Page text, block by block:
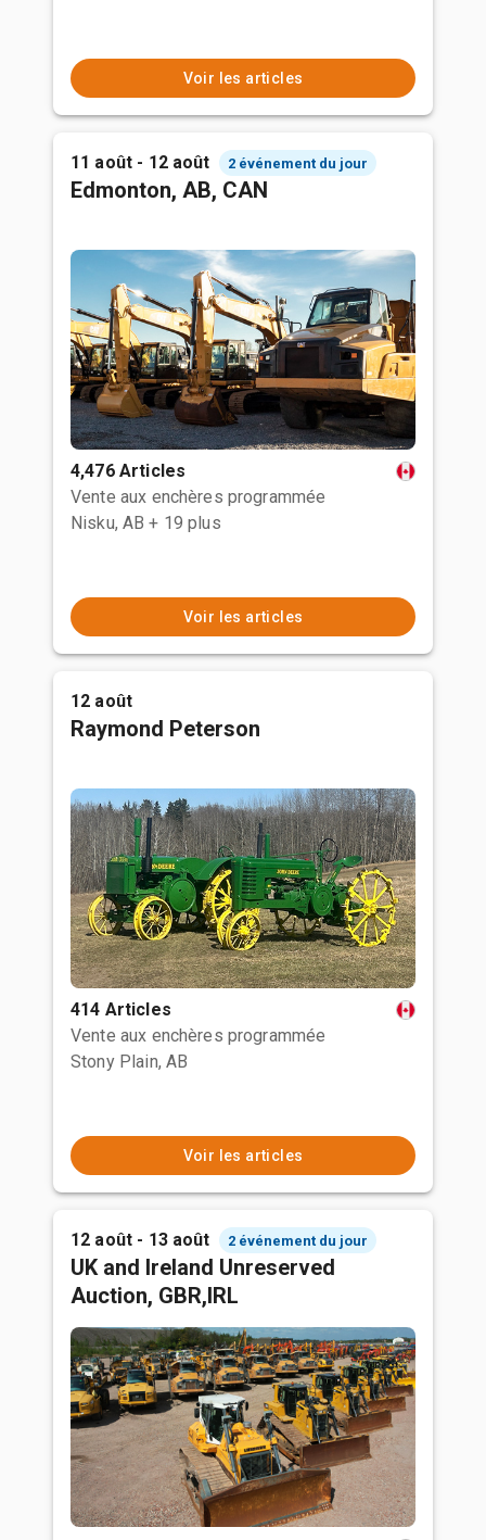
Voir les articles
11 août - 12 août 2 événement du jour
Edmonton, AB, CAN
4,476 Articles
Vente aux enchères programmée
Nisku, AB + 19 plus
Voir les articles
12 août
Raymond Peterson
414 Articles
Vente aux enchères programmée
Stony Plain, AB
Voir les articles
12 août - 13 août 2 événement du jour
UK and Ireland Unreserved
Auction, GBR,IRL